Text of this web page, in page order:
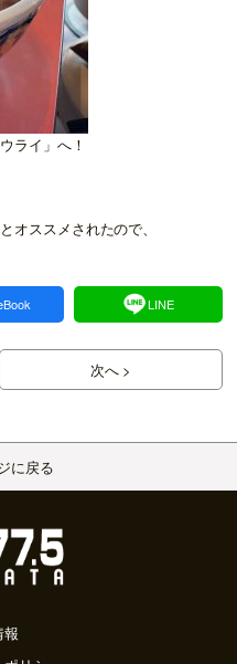
ライ」へ！
オススメされたので、
LINE
次へ >
に戻る
報